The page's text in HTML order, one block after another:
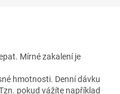
Mírné zakalení je
hmotnosti. Denní dávku
pokud vážíte například